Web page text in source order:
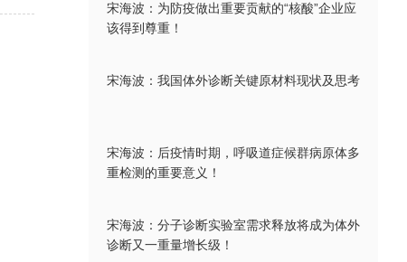
宋海波：为防疫做出重要贡献的“核酸”企业应
该得到尊重！
宋海波：我国体外诊断关键原材料现状及思考
宋海波：后疫情时期，呼吸道症候群病原体多
重检测的重要意义！
宋海波：分子诊断实验室需求释放将成为体外
诊断又一重量增长级！